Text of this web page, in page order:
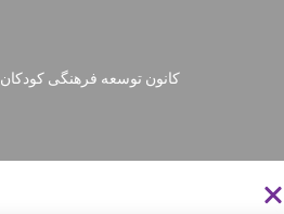
کانون توسعه فرهنگی کودکان